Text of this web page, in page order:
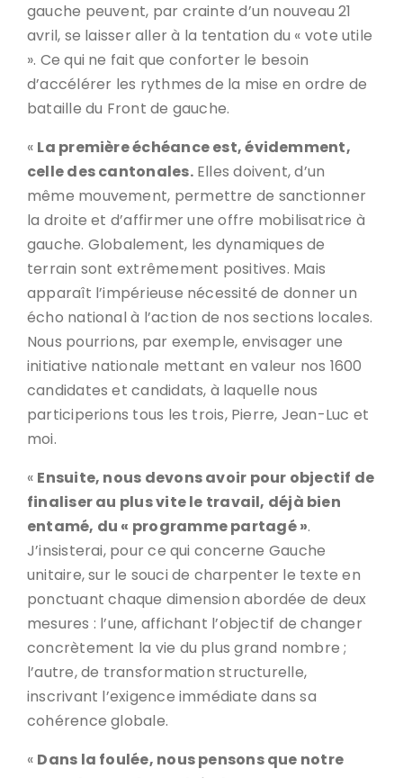
gauche peuvent, par crainte d’un nouveau 21
avril, se laisser aller à la tentation du « vote utile
». Ce qui ne fait que conforter le besoin
d’accélérer les rythmes de la mise en ordre de
bataille du Front de gauche.
« La première échéance est, évidemment,
celle des cantonales.Elles doivent, d’un
même mouvement, permettre de sanctionner
la droite et d’affirmer une offre mobilisatrice à
gauche. Globalement, les dynamiques de
terrain sont extrêmement positives. Mais
apparaît l’impérieuse nécessité de donner un
écho national à l’action de nos sections locales.
Nous pourrions, par exemple, envisager une
initiative nationale mettant en valeur nos 1600
candidates et candidats, à laquelle nous
participerions tous les trois, Pierre, Jean-Luc et
moi.
« Ensuite, nous devons avoir pour objectif de
finaliser au plus vite le travail, déjà bien
entamé, du « programme partagé ».
J’insisterai, pour ce qui concerne Gauche
unitaire, sur le souci de charpenter le texte en
ponctuant chaque dimension abordée de deux
mesures : l’une, affichant l’objectif de changer
concrètement la vie du plus grand nombre ;
l’autre, de transformation structurelle,
inscrivant l’exigence immédiate dans sa
cohérence globale.
« Dans la foulée, nous pensons que notre